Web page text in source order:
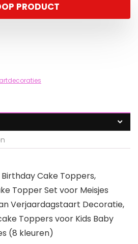
PRODUCT
Cake Toppers,
Topper Set voor Meisjes
Verjaardagstaart Decoratie,
Toppers voor Kids Baby
(8 kleuren)